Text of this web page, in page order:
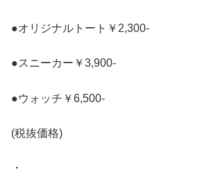
●オリジナルトート￥2,300-
●スニーカー￥3,900-
●ウォッチ￥6,500-
(税抜価格)
・